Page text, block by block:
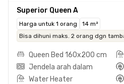
Superior Queen A
Harga untuk 1 orang
14 m²
Bisa dihuni maks. 2 orang dgn
Queen Bed 160x200 cm
Jendela arah dalam
Water Heater